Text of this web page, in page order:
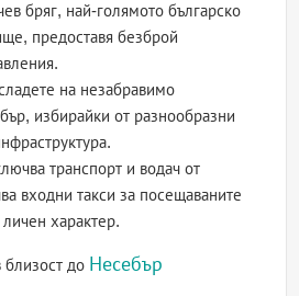
бряг, най-голямото българско
предоставя безброй
на незабравимо
избирайки от разнообразни
транспорт и водач от
входни такси за посещаваните
характер.
до Несебър